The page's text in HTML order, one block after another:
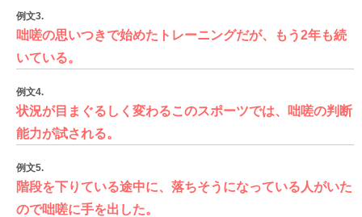
例文3.
咄嗟の思いつきで始めたトレーニングだが、もう2年も続
いている。
例文4.
状況が目まぐるしく変わるこのスポーツでは、咄嗟の判断
能力が試される。
例文5.
階段を下りている途中に、落ちそうになっている人がいた
ので咄嗟に手を出した。